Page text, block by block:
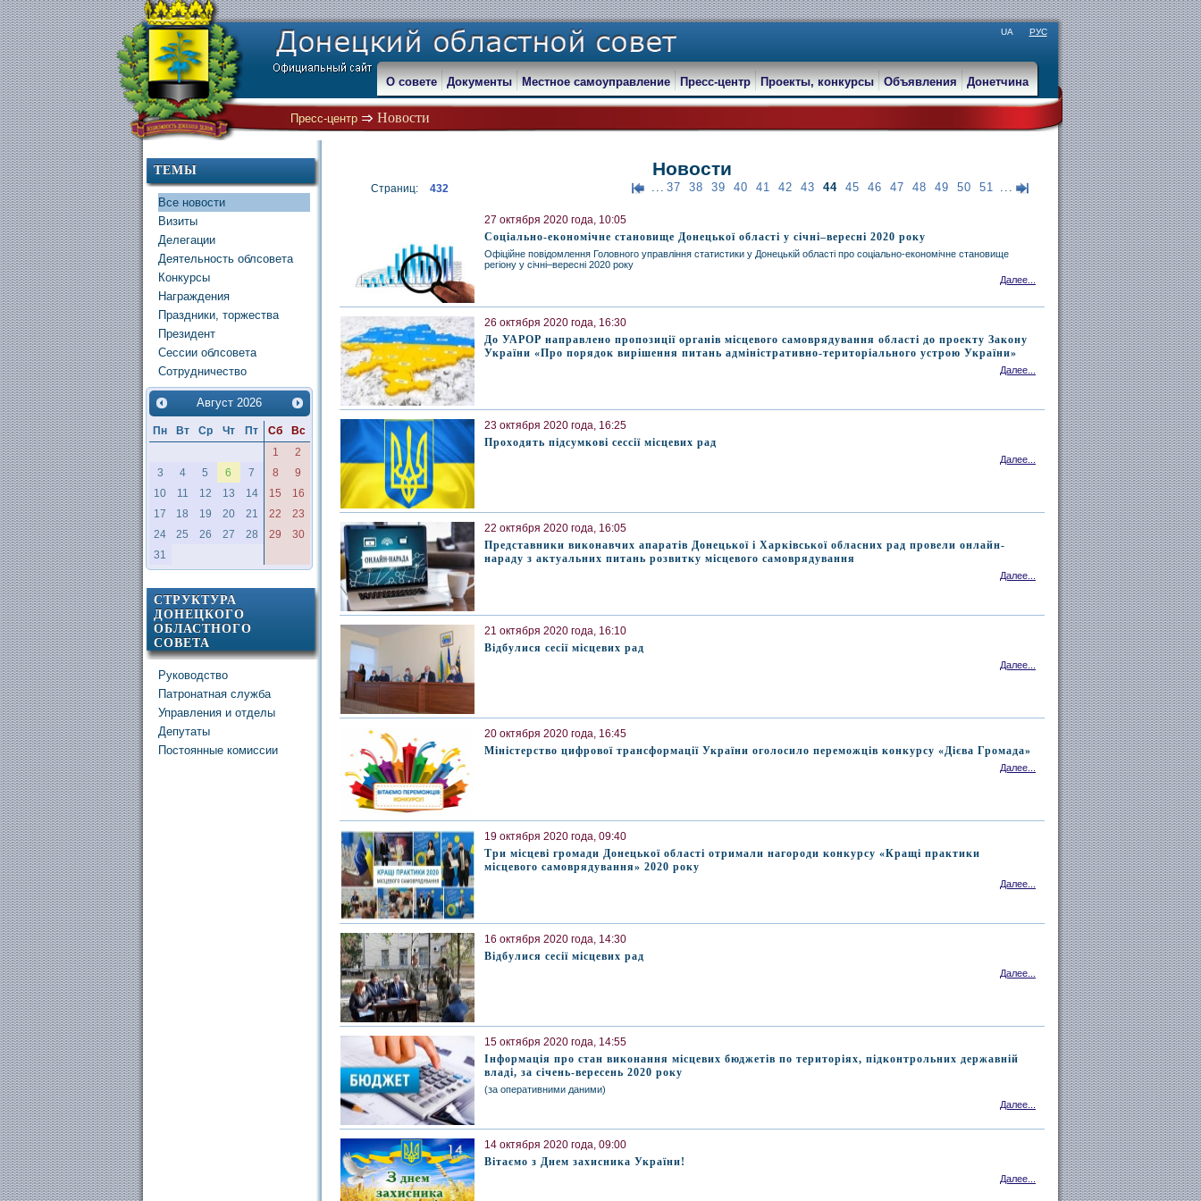
UA РУС
Пресс-центр Новости
О совете Документы Местное самоуправление Пресс-центр Проекты, конкурсы Объявления Донетчина
ТЕМЫ
Все новости
Визиты
Делегации
Деятельность облсовета
Конкурсы
Награждения
Праздники, торжества
Президент
Сессии облсовета
Сотрудничество
Август 2026
Пн Вт Ср Чт Пт Сб
Вс
1
2
3
4 5 6 7 8
9
10
11 12 13 14 15
16
17
18 19 20 21 22
23
24
25 26 27 28 29
30
31
СТРУКТУРА
ДОНЕЦКОГО
ОБЛАСТНОГО
СОВЕТА
Руководство
Патронатная служба
Управления и отделы
Депутаты
Постоянные комиссии
Новости
Страниц: 432 ... 37 38 39 40 41 42 43 44 45 46 47 48 49 50 51 ...
27 октября 2020 года, 10:05
Соціально-економічне становище Донецької області у січні–вересні 2020 року
Офіційне повідомлення Головного управління статистики у Донецькій області про соціально-економічне становище
регіону у січні–вересні 2020 року
Далее...
26 октября 2020 года, 16:30
До УАРОР направлено пропозиції органів місцевого самоврядування області до проекту Закону
України «Про порядок вирішення питань адміністративно-територіального устрою України»
Далее...
23 октября 2020 года, 16:25
Проходять підсумкові сессії місцевих рад
Далее...
22 октября 2020 года, 16:05
Представники виконавчих апаратів Донецької і Харківської обласних рад провели онлайн-
нараду з актуальних питань розвитку місцевого самоврядування
Далее...
21 октября 2020 года, 16:10
Відбулися сесії місцевих рад
Далее...
20 октября 2020 года, 16:45
Міністерство цифрової трансформації України оголосило переможців конкурсу «Дієва Громада»
Далее...
19 октября 2020 года, 09:40
Три місцеві громади Донецької області отримали нагороди конкурсу «Кращі практики
місцевого самоврядування» 2020 року
Далее...
16 октября 2020 года, 14:30
Відбулися сесії місцевих рад
Далее...
15 октября 2020 года, 14:55
Інформація про стан виконання місцевих бюджетів по територіях, підконтрольних державній
владі, за січень-вересень 2020 року
(за оперативними даними)
Далее...
14 октября 2020 года, 09:00
Вітаємо з Днем захисника України!
Далее...